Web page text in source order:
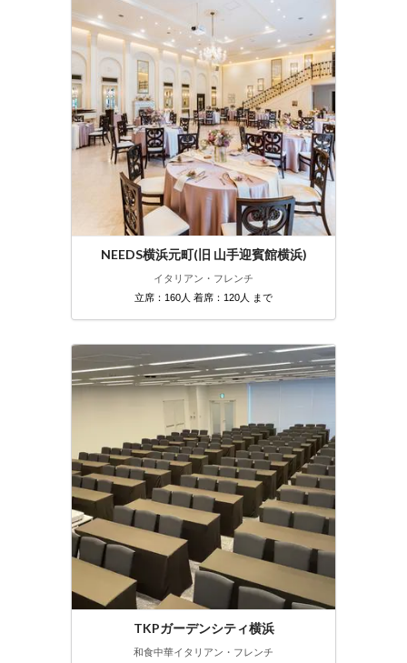
NEEDS横浜元町(旧 山手迎賓館横浜)
イタリアン・フレンチ
立席：160人 着席：120人 まで
TKPガーデンシティ横浜
和食中華イタリアン・フレンチ